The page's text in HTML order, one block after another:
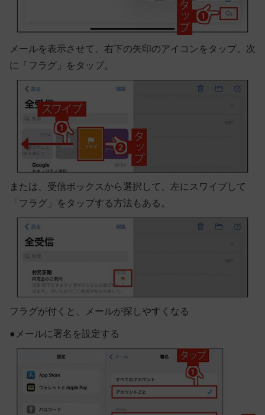
メールを表示させて、右下の矢印のアイコンをタップ。次
に「フラグ」をタップ。
または、受信ボックスから選択して、左にスワイプして
「フラグ」をタップする方法もある。
フラグが付くと、メールが探しやすくなる
● メールに署名を設定する